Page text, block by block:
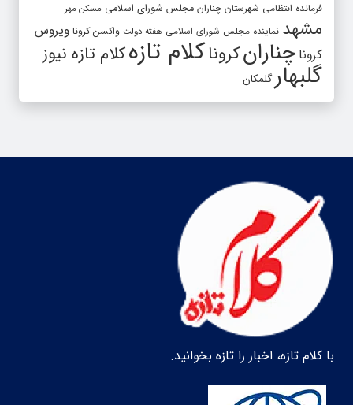
فرمانده انتظامی شهرستان چناران مجلس شورای اسلامی مسکن مهر
مشهد نماینده مجلس شورای اسلامی هفته دولت واکسن کرونا ویروس
کرونا چنارانکروناکلام تازهکلام تازه نیوز
گلبهارگلمکان
با کلام تازه، اخبار را تازه بخوانید.